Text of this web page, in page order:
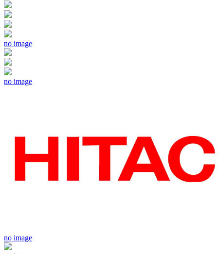
no image
no image
no image